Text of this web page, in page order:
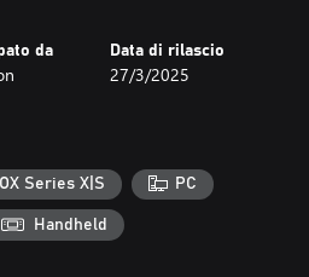
corpo. Mantieni la calma per
di avere l'energia
sgradevole: la pittoresca
colline verdi, valli rigogliose e
Esplora rovine controllate da
e altro ancora mentre
minaccioso.
da Data di rilascio
27/3/2025
Series X|S PC
Handheld